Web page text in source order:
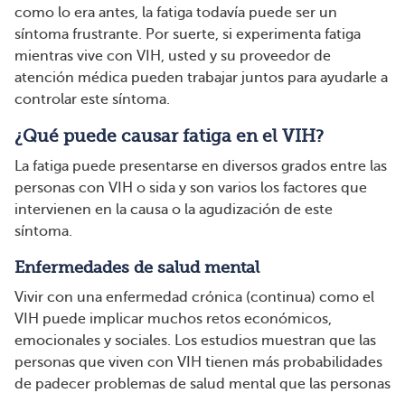
como lo era antes, la fatiga todavía puede ser un
síntoma frustrante. Por suerte, si experimenta fatiga
mientras vive con VIH, usted y su proveedor de
atención médica pueden trabajar juntos para ayudarle a
controlar este síntoma.
¿Qué puede causar fatiga en el VIH?
La fatiga puede presentarse en diversos grados entre las
personas con VIH o sida y son varios los factores que
intervienen en la causa o la agudización de este
síntoma.
Enfermedades de salud mental
Vivir con una enfermedad crónica (continua) como el
VIH puede implicar muchos retos económicos,
emocionales y sociales. Los estudios muestran que las
personas que viven con VIH tienen más probabilidades
de padecer problemas de salud mental que las personas